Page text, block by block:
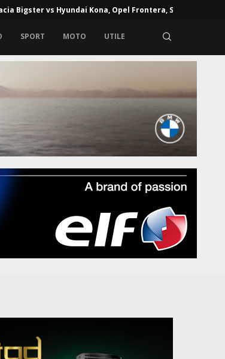
Bigster vs Hyundai Kona, Opel Frontera, Skoda...
SPORT MOTO UTILE